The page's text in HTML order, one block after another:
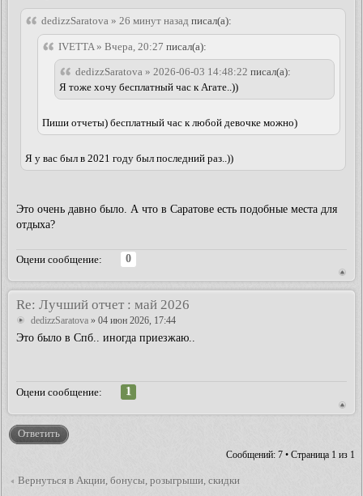
dedizzSaratova » 26 минут назад писал(а):
IVETTA » Вчера, 20:27 писал(а):
dedizzSaratova » 2026-06-03 14:48:22 писал(а):
Я тоже хочу бесплатный час к Агате..))
Пиши отчеты) бесплатный час к любой девочке можно)
Я у вас был в 2021 году был последний раз..))
Это очень давно было. А что в Саратове есть подобные места для
отдыха?
Оцени сообщение:
0
Re: Лучший отчет : май 2026
dedizzSaratova » 04 июн 2026, 17:44
Это было в Спб.. иногда приезжаю..
Оцени сообщение:
1
Ответить
Сообщений: 7 • Страница 1 из 1
Вернуться в Акции, бонусы, розыгрыши, скидки